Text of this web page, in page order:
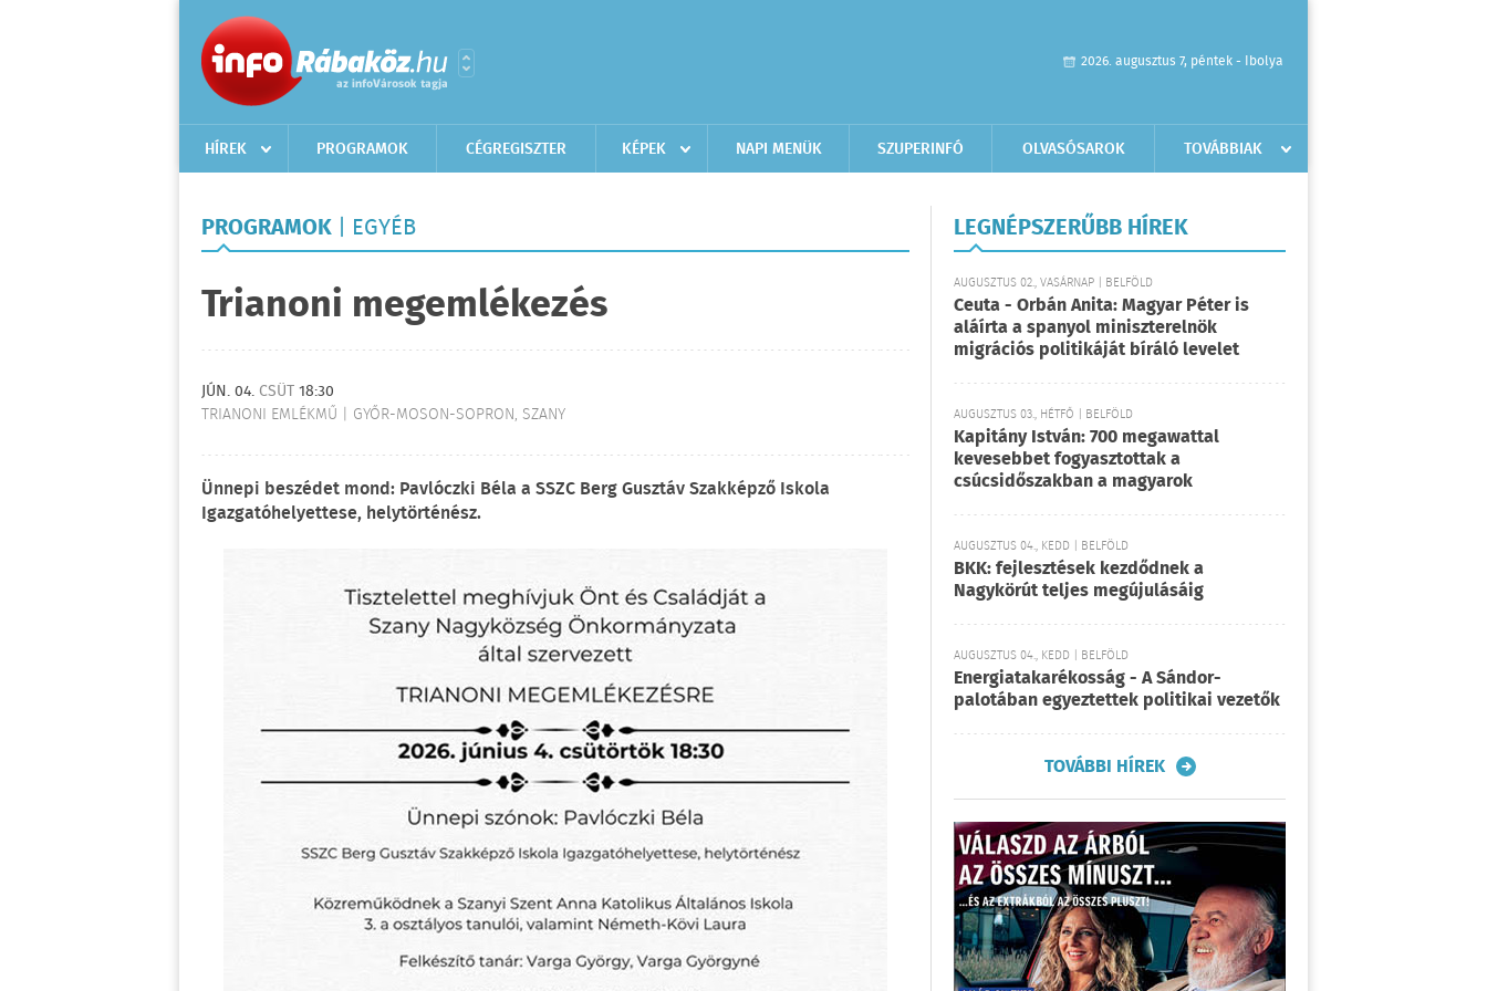
2026. augusztus 7, péntek - Ibolya
HÍREK PROGRAMOK CÉGREGISZTER KÉPEK NAPI MENÜK SZUPERINFÓ OLVASÓSAROK TOVÁBBIAK
PROGRAMOK | EGYÉB
Trianoni megemlékezés
JÚN. 04. CSÜT18:30
TRIANONI EMLÉKMŰ | GYŐR-MOSON-SOPRON, SZANY
Ünnepi beszédet mond: Pavlóczki Béla a SSZC Berg Gusztáv Szakképző Iskola
Igazgatóhelyettese, helytörténész.
LEGNÉPSZERŰBB HÍREK
AUGUSZTUS 02., VASÁRNAP | BELFÖLD
Ceuta - Orbán Anita: Magyar Péter is
aláírta a spanyol miniszterelnök
migrációs politikáját bíráló levelet
AUGUSZTUS 03., HÉTFŐ | BELFÖLD
Kapitány István: 700 megawattal
kevesebbet fogyasztottak a
csúcsidőszakban a magyarok
AUGUSZTUS 04., KEDD | BELFÖLD
BKK: fejlesztések kezdődnek a
Nagykörút teljes megújulásáig
AUGUSZTUS 04., KEDD | BELFÖLD
Energiatakarékosság - A Sándor-
palotában egyeztettek politikai vezetők
TOVÁBBI HÍREK